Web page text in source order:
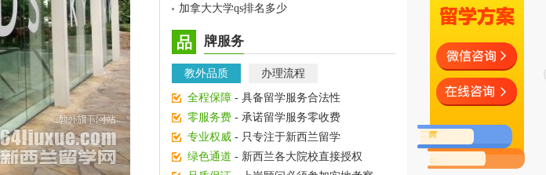
加拿大大学qs排名多少
品 牌服务
教外品质 办理流程
全程保障 - 具备留学服务合法性
零服务费 - 承诺留学服务零收费
专业权威 - 只专注于新西兰留学
绿色通道 - 新西兰各大院校直接授权